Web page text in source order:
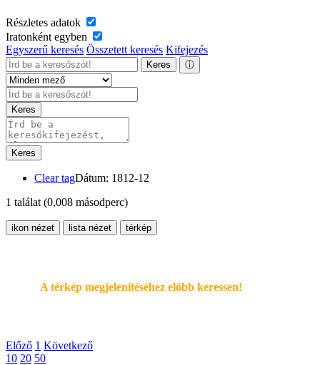
Részletes adatok
Iratonként egyben
Egyszerű keresés Összetett keresés Kifejezés
Keres ⓘ
Keres
Keres
Clear tagDátum: 1812-12
1 találat (0,008 másodperc)
ikon nézet lista nézet térkép
A térkép megjelenítéséhez elöbb keressen!
Előző 1 Következő
10 20 50